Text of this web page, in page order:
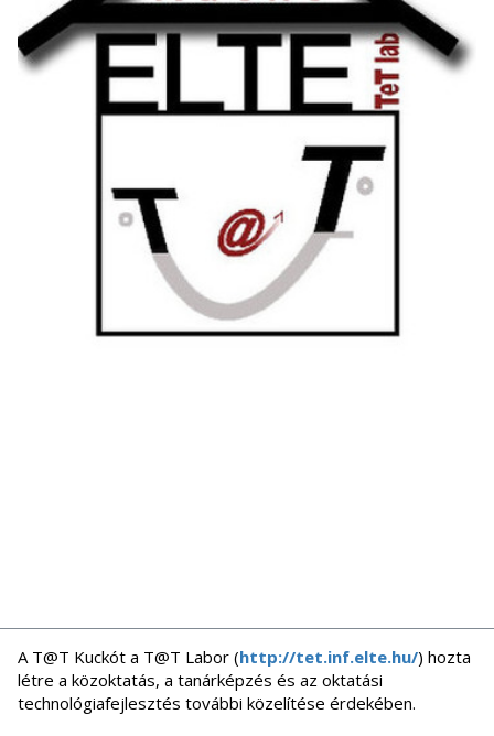
A T@T Kuckót a T@T Labor (http://tet.inf.elte.hu/) hozta
létre a közoktatás, a tanárképzés és az oktatási
technológiafejlesztés további közelítése érdekében.